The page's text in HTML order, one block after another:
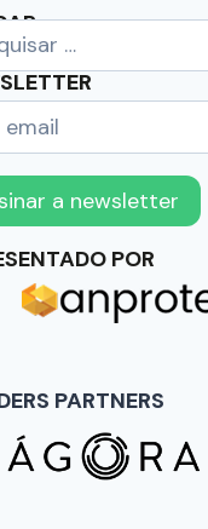
POR
PARTNERS